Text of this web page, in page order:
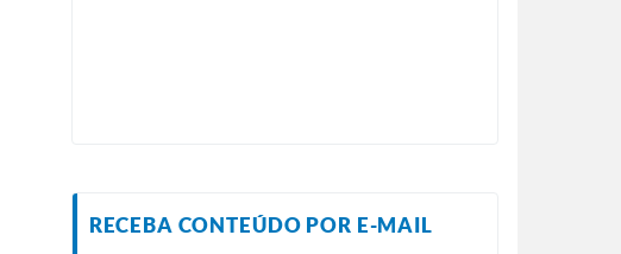
RECEBA CONTEÚDO POR E-MAIL